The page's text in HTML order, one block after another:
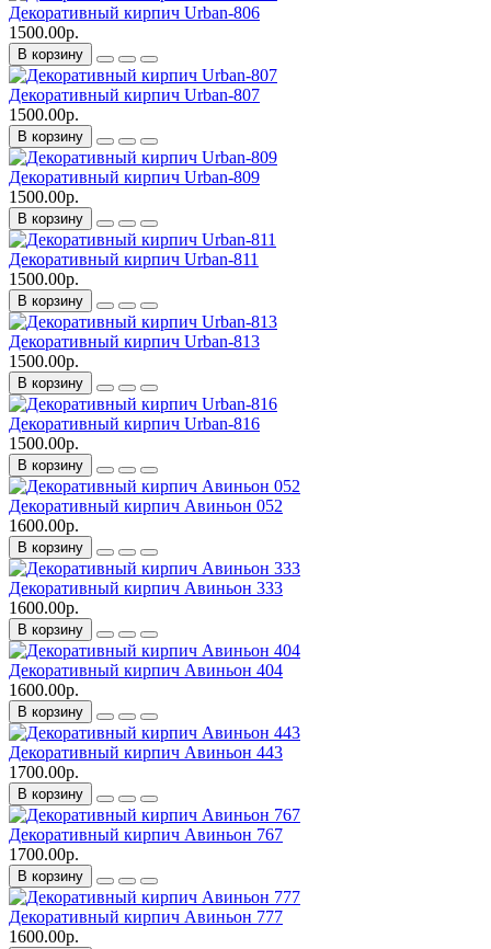
Декоративный кирпич Urban-806
1500.00р.
В корзину
Декоративный кирпич Urban-807
1500.00р.
В корзину
Декоративный кирпич Urban-809
1500.00р.
В корзину
Декоративный кирпич Urban-811
1500.00р.
В корзину
Декоративный кирпич Urban-813
1500.00р.
В корзину
Декоративный кирпич Urban-816
1500.00р.
В корзину
Декоративный кирпич Авиньон 052
1600.00р.
В корзину
Декоративный кирпич Авиньон 333
1600.00р.
В корзину
Декоративный кирпич Авиньон 404
1600.00р.
В корзину
Декоративный кирпич Авиньон 443
1700.00р.
В корзину
Декоративный кирпич Авиньон 767
1700.00р.
В корзину
Декоративный кирпич Авиньон 777
1600.00р.